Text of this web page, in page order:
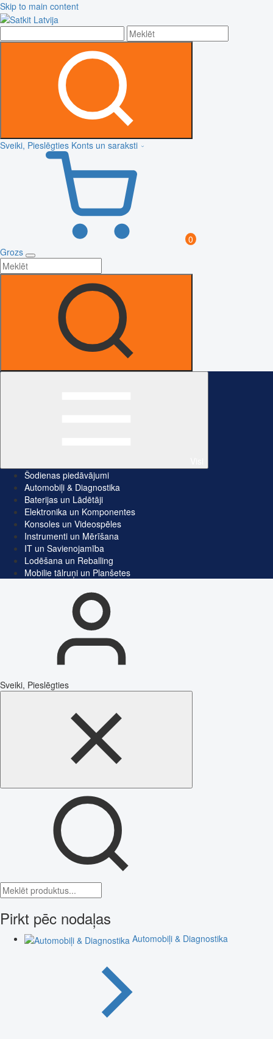
Skip to main content
Sveiki, Pieslēgties Konts un saraksti
0
Grozs
Šodienas piedāvājumi
Automobiļi & Diagnostika
Baterijas un Lādētāji
Elektronika un Komponentes
Konsoles un Videospēles
Instrumenti un Mērīšana
IT un Savienojamība
Lodēšana un Reballing
Mobilie tālruņi un Planšetes
Sveiki, Pieslēgties
Pirkt pēc nodaļas
Automobiļi & Diagnostika